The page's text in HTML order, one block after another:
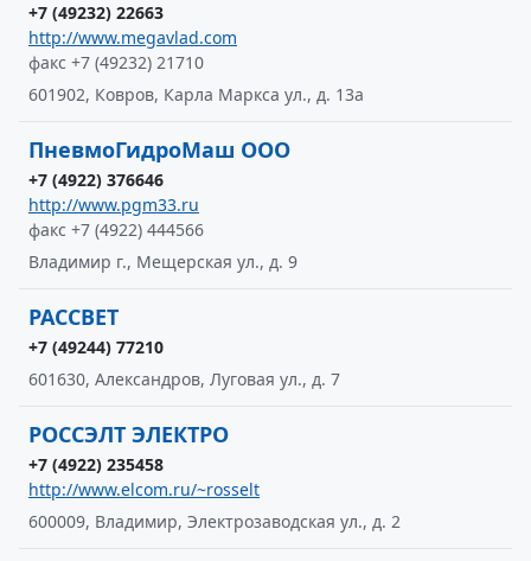
+7 (49232) 22663
http://www.megavlad.com
факс +7 (49232) 21710
601902, Ковров, Карла Маркса ул., д. 13а
ПневмоГидроМаш ООО
+7 (4922) 376646
http://www.pgm33.ru
факс +7 (4922) 444566
Владимир г., Мещерская ул., д. 9
РАССВЕТ
+7 (49244) 77210
601630, Александров, Луговая ул., д. 7
РОССЭЛТ ЭЛЕКТРО
+7 (4922) 235458
http://www.elcom.ru/~rosselt
600009, Владимир, Электрозаводская ул., д. 2